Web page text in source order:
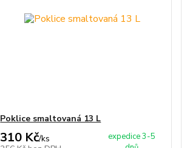
Poklice smaltovaná 13 L
310 Kč/ks
expedice 3-5